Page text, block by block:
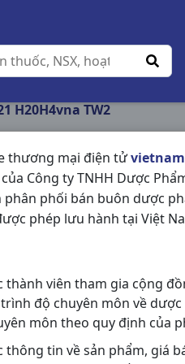
thương mại điện tử
Công ty TNHH Dược
phân phối bán buôn dược
phép lưu hành tại Việt
thành viên tham gia cộng
độ chuyên môn về
môn theo quy định của
thông tin về sản phẩm, giá
H20H4vna TW2
ME
NSX:TW2
Chia sẻ